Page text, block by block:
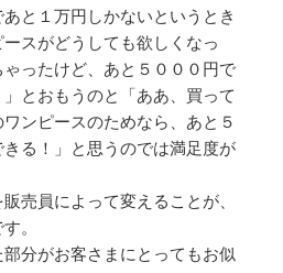
と１万円しかないというとき
スがどうしても欲しくなっ
ったけど、あと５０００円で
とおもうのと「ああ、買って
ンピースのためなら、あと５
る！」と思うのでは満足度が
売員によって変えることが、
。
部分がお客さまにとってもお似